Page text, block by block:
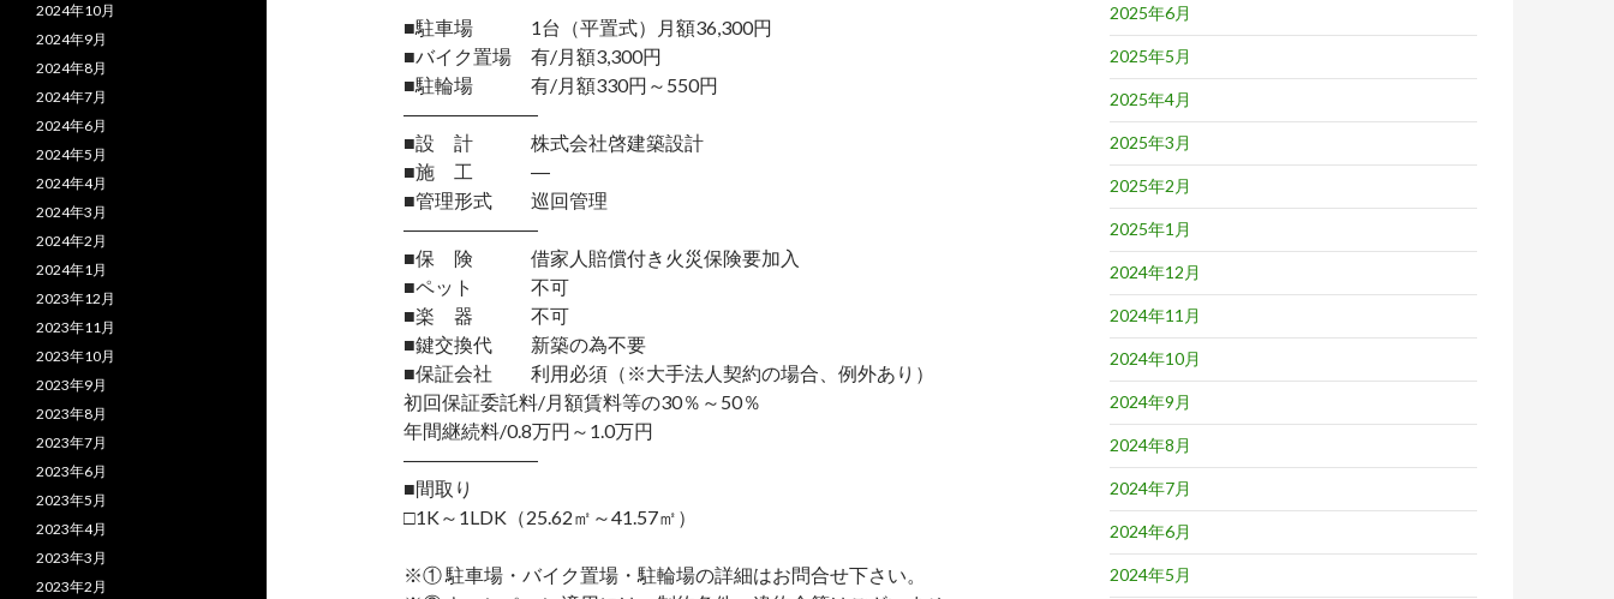
■駐車場 1台（平置式）月額36,300円
■バイク置場 有/月額3,300円
■駐輪場 有/月額330円～550円
―――――――
■設 計 株式会社啓建築設計
■施 工 ―
■管理形式 巡回管理
―――――――
■保 険 借家人賠償付き火災保険要加入
■ペット 不可
■楽 器 不可
■鍵交換代 新築の為不要
■保証会社 利用必須（※大手法人契約の場合、例外あり）
初回保証委託料/月額賃料等の30％～50％
年間継続料/0.8万円～1.0万円
―――――――
■間取り
□1K～1LDK（25.62㎡～41.57㎡）
※① 駐車場・バイク置場・駐輪場の詳細はお問合せ下さい。
2025年6月
2025年5月
2025年4月
2025年3月
2025年2月
2025年1月
2024年12月
2024年11月
2024年10月
2024年9月
2024年8月
2024年7月
2024年6月
2024年5月
2024年10月
2024年9月
2024年8月
2024年7月
2024年6月
2024年5月
2024年4月
2024年3月
2024年2月
2024年1月
2023年12月
2023年11月
2023年10月
2023年9月
2023年8月
2023年7月
2023年6月
2023年5月
2023年4月
2023年3月
2023年2月